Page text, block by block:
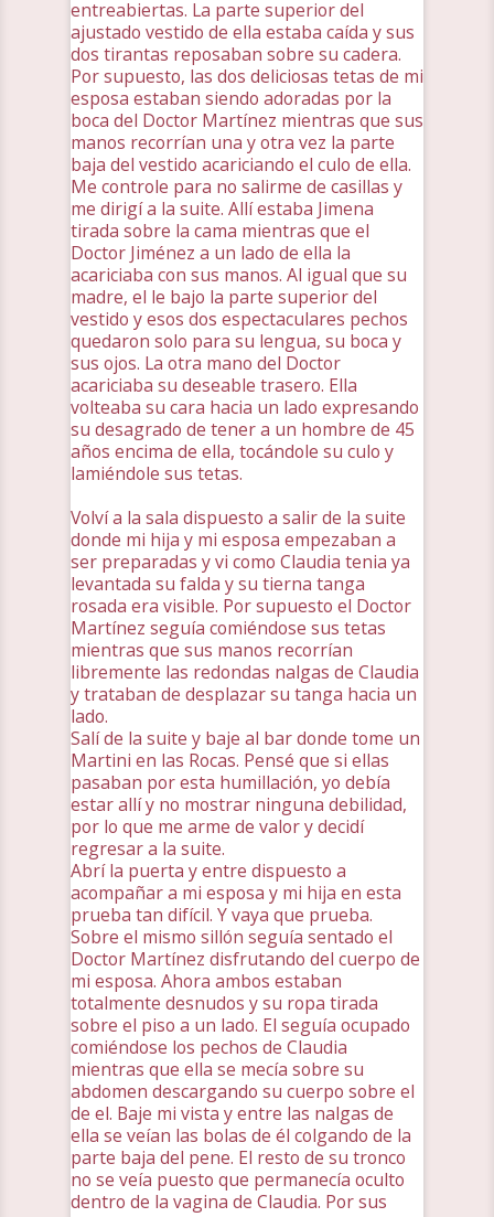
entreabiertas. La parte superior del
ajustado vestido de ella estaba caída y sus
dos tirantas reposaban sobre su cadera.
Por supuesto, las dos deliciosas tetas de mi
esposa estaban siendo adoradas por la
boca del Doctor Martínez mientras que sus
manos recorrían una y otra vez la parte
baja del vestido acariciando el culo de ella.
Me controle para no salirme de casillas y
me dirigí a la suite. Allí estaba Jimena
tirada sobre la cama mientras que el
Doctor Jiménez a un lado de ella la
acariciaba con sus manos. Al igual que su
madre, el le bajo la parte superior del
vestido y esos dos espectaculares pechos
quedaron solo para su lengua, su boca y
sus ojos. La otra mano del Doctor
acariciaba su deseable trasero. Ella
volteaba su cara hacia un lado expresando
su desagrado de tener a un hombre de 45
años encima de ella, tocándole su culo y
lamiéndole sus tetas.
Volví a la sala dispuesto a salir de la suite
donde mi hija y mi esposa empezaban a
ser preparadas y vi como Claudia tenia ya
levantada su falda y su tierna tanga
rosada era visible. Por supuesto el Doctor
Martínez seguía comiéndose sus tetas
mientras que sus manos recorrían
libremente las redondas nalgas de Claudia
y trataban de desplazar su tanga hacia un
lado.
Salí de la suite y baje al bar donde tome un
Martini en las Rocas. Pensé que si ellas
pasaban por esta humillación, yo debía
estar allí y no mostrar ninguna debilidad,
por lo que me arme de valor y decidí
regresar a la suite.
Abrí la puerta y entre dispuesto a
acompañar a mi esposa y mi hija en esta
prueba tan difícil. Y vaya que prueba.
Sobre el mismo sillón seguía sentado el
Doctor Martínez disfrutando del cuerpo de
mi esposa. Ahora ambos estaban
totalmente desnudos y su ropa tirada
sobre el piso a un lado. El seguía ocupado
comiéndose los pechos de Claudia
mientras que ella se mecía sobre su
abdomen descargando su cuerpo sobre el
de el. Baje mi vista y entre las nalgas de
ella se veían las bolas de él colgando de la
parte baja del pene. El resto de su tronco
no se veía puesto que permanecía oculto
dentro de la vagina de Claudia. Por sus